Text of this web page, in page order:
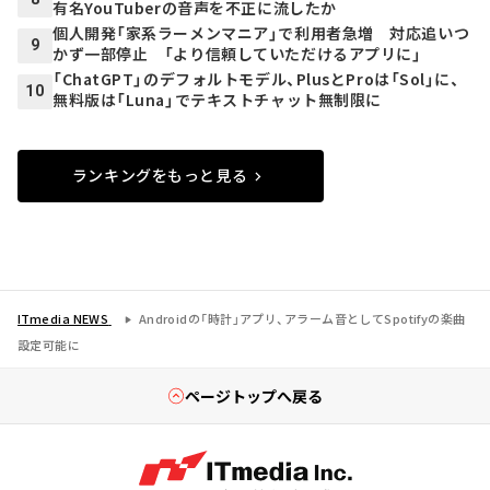
有名YouTuberの音声を不正に流したか
9
個人開発「家系ラーメンマニア」で利用者急増 対応追いつ
かず一部停止 「より信頼していただけるアプリに」
10
「ChatGPT」のデフォルトモデル、PlusとProは「Sol」に、
無料版は「Luna」でテキストチャット無制限に
ランキングをもっと見る
ITmedia NEWS
Androidの「時計」アプリ、アラーム音としてSpotifyの楽曲
設定可能に
ページトップへ戻る